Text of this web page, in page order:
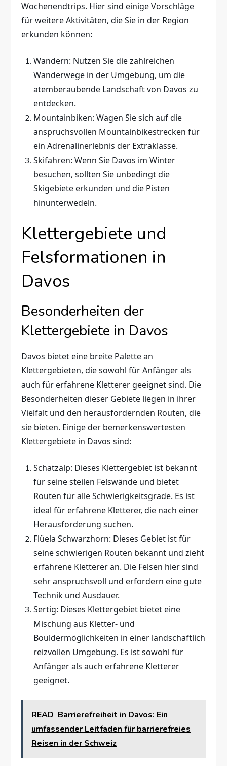
Wochenendtrips. Hier sind einige Vorschläge
für weitere Aktivitäten, die Sie in der Region
erkunden können:
Wandern: Nutzen Sie die zahlreichen
Wanderwege in der Umgebung, um die
atemberaubende Landschaft von Davos zu
entdecken.
Mountainbiken: Wagen Sie sich auf die
anspruchsvollen Mountainbikestrecken für
ein Adrenalinerlebnis der Extraklasse.
Skifahren: Wenn Sie Davos im Winter
besuchen, sollten Sie unbedingt die
Skigebiete erkunden und die Pisten
hinunterwedeln.
Klettergebiete und
Felsformationen in
Davos
Besonderheiten der
Klettergebiete in Davos
Davos bietet eine breite Palette an
Klettergebieten, die sowohl für Anfänger als
auch für erfahrene Kletterer geeignet sind. Die
Besonderheiten dieser Gebiete liegen in ihrer
Vielfalt und den herausfordernden Routen, die
sie bieten. Einige der bemerkenswertesten
Klettergebiete in Davos sind:
Schatzalp: Dieses Klettergebiet ist bekannt
für seine steilen Felswände und bietet
Routen für alle Schwierigkeitsgrade. Es ist
ideal für erfahrene Kletterer, die nach einer
Herausforderung suchen.
Flüela Schwarzhorn: Dieses Gebiet ist für
seine schwierigen Routen bekannt und zieht
erfahrene Kletterer an. Die Felsen hier sind
sehr anspruchsvoll und erfordern eine gute
Technik und Ausdauer.
Sertig: Dieses Klettergebiet bietet eine
Mischung aus Kletter- und
Bouldermöglichkeiten in einer landschaftlich
reizvollen Umgebung. Es ist sowohl für
Anfänger als auch erfahrene Kletterer
geeignet.
READ Barrierefreiheit in Davos: Ein
umfassender Leitfaden für barrierefreies
Reisen in der Schweiz